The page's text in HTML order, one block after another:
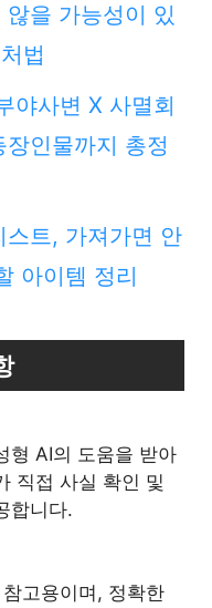
을 가능성이 있
법
야사변 X 사멸회
인물까지 총정
트, 가져가면 안
아이템 정리
형 AI의 도움을 받아
직접 사실 확인 및
합니다.
고용이며, 정확한